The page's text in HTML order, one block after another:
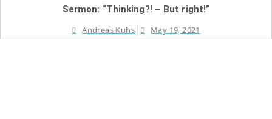
Sermon: “Thinking?! – But right!”
Andreas Kuhs
May 19, 2021